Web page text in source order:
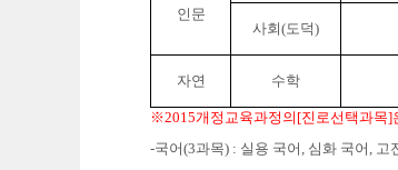
인문
사회(도덕)
자연 수학
※2015개정교육과정의 [진로선택과목]
-국어(3과목) : 실용 국어 , 심화 국어 , 고